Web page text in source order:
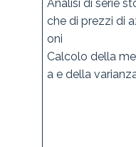
Analisi di serie
che di prezzi di
oni
Calcolo della
a e della